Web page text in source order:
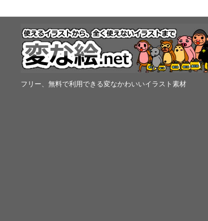
フリー、無料で利用できる変なかわいいイラスト素材